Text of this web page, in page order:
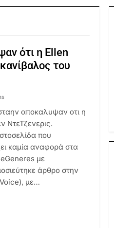
ότι η Ellen
του
αποκαλυψαν οτι η
ΝτεΤζενερις.
που
καμία αναφορά στα
με
άρθρο στην
με…